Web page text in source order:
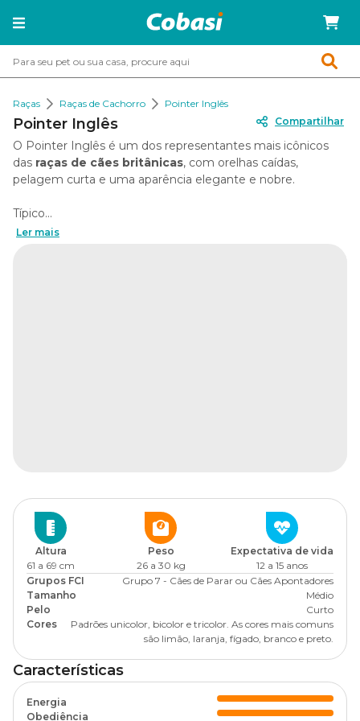
Raças Raças de Cachorro Pointer Inglês
Pointer Inglês
O Pointer Inglês é um dos representantes mais icônicos
das raças de cães britânicas, com orelhas caídas,
pelagem curta e uma aparência elegante e nobre.
Típico...
Ler mais
Compartilhar
Altura
61 a 69 cm
Peso
26 a 30 kg
Expectativa de vida
12 a 15 anos
Grupos FCI
Grupo 7 - Cães de Parar ou Cães Apontadores
Tamanho
Médio
Pelo
Curto
Cores
Padrões unicolor, bicolor e tricolor. As cores mais comuns
são limão, laranja, fígado, branco e preto.
Características
Energia
Obediência